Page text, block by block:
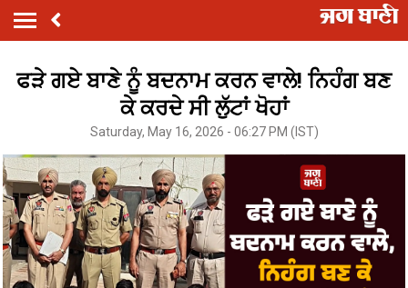
ਫੜੇ ਗਏ ਬਾਣੇ ਨੂੰ ਬਦਨਾਮ ਕਰਨ ਵਾਲੇ! ਨਿਹੰਗ ਬਣ
ਕੇ ਕਰਦੇ ਸੀ ਲੁੱਟਾਂ ਖੋਹਾਂ
Saturday, May 16, 2026 - 06:27 PM (IST)